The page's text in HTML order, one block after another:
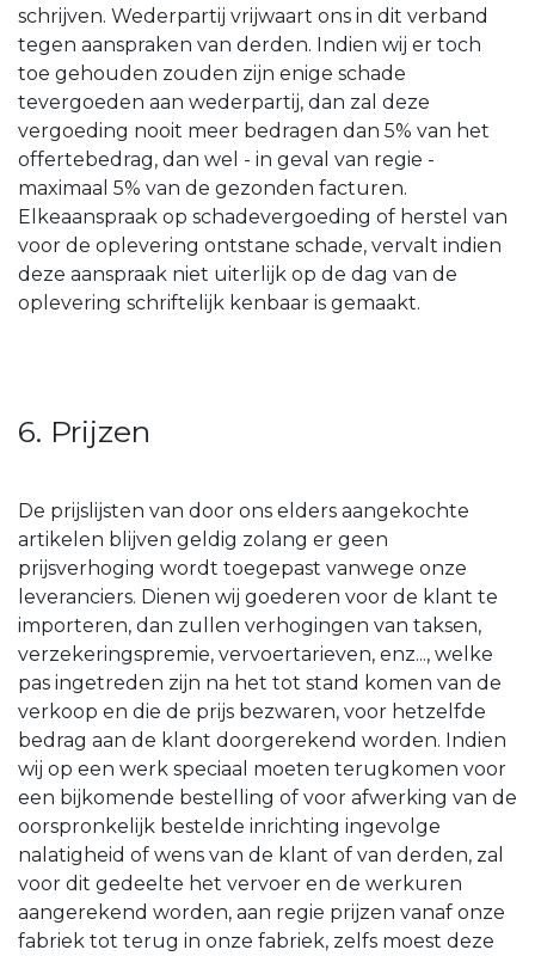
schrijven. Wederpartij vrijwaart ons in dit verband
tegen aanspraken van derden. Indien wij er toch
toe gehouden zouden zijn enige schade
tevergoeden aan wederpartij, dan zal deze
vergoeding nooit meer bedragen dan 5% van het
offertebedrag, dan wel - in geval van regie -
maximaal 5% van de gezonden facturen.
Elkeaanspraak op schadevergoeding of herstel van
voor de oplevering ontstane schade, vervalt indien
deze aanspraak niet uiterlijk op de dag van de
oplevering schriftelijk kenbaar is gemaakt.
6. Prijzen
De prijslijsten van door ons elders aangekochte
artikelen blijven geldig zolang er geen
prijsverhoging wordt toegepast vanwege onze
leveranciers. Dienen wij goederen voor de klant te
importeren, dan zullen verhogingen van taksen,
verzekeringspremie, vervoertarieven, enz..., welke
pas ingetreden zijn na het tot stand komen van de
verkoop en die de prijs bezwaren, voor hetzelfde
bedrag aan de klant doorgerekend worden. Indien
wij op een werk speciaal moeten terugkomen voor
een bijkomende bestelling of voor afwerking van de
oorspronkelijk bestelde inrichting ingevolge
nalatigheid of wens van de klant of van derden, zal
voor dit gedeelte het vervoer en de werkuren
aangerekend worden, aan regie prijzen vanaf onze
fabriek tot terug in onze fabriek, zelfs moest deze